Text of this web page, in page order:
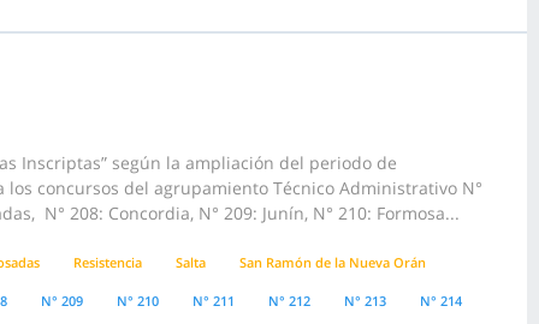
Inscriptas” según la ampliación del periodo de
concursos del agrupamiento Técnico Administrativo N°
N° 208: Concordia, N° 209: Junín, N° 210: Formosa...
Resistencia Salta San Ramón de la Nueva Orán
N° 209 N° 210 N° 211 N° 212 N° 213 N° 214